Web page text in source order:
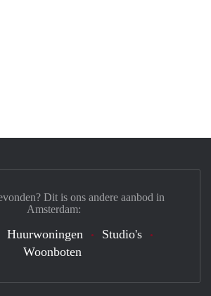
Dit is ons andere aanbod in
Amsterdam:
Huurwoningen
Studio's
Woonboten